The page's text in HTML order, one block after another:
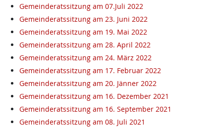
Gemeinderatssitzung am 07.Juli 2022
Gemeinderatssitzung am 23. Juni 2022
Gemeinderatssitzung am 19. Mai 2022
Gemeinderatssitzung am 28. April 2022
Gemeinderatssitzung am 24. März 2022
Gemeinderatssitzung am 17. Februar 2022
Gemeinderatssitzung am 20. Jänner 2022
Gemeinderatssitzung am 16. Dezember 2021
Gemeinderatssitzung am 16. September 2021
Gemeinderatssitzung am 08. Juli 2021